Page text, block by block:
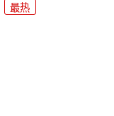
最热